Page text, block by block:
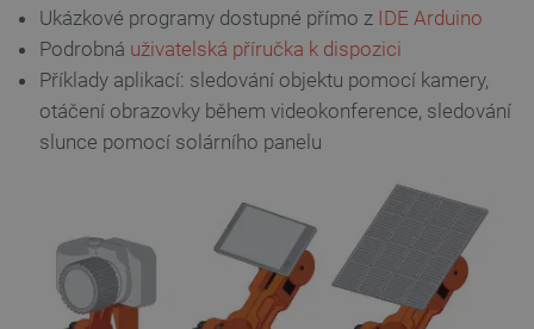
Ukázkové programy dostupné přímo z IDE Arduino
Podrobná uživatelská příručka k dispozici
Příklady aplikací: sledování objektu pomocí kamery,
otáčení obrazovky během videokonference, sledování
slunce pomocí solárního panelu